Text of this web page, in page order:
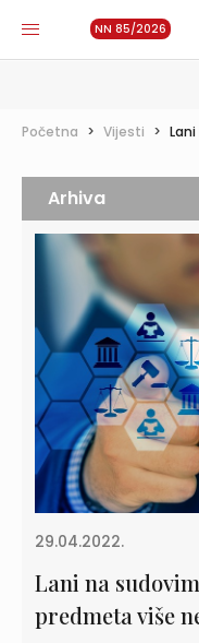
NN 85/2026
Početna > Vijesti >
29.04.2022.
Lani na
predmeta više
Arhiva